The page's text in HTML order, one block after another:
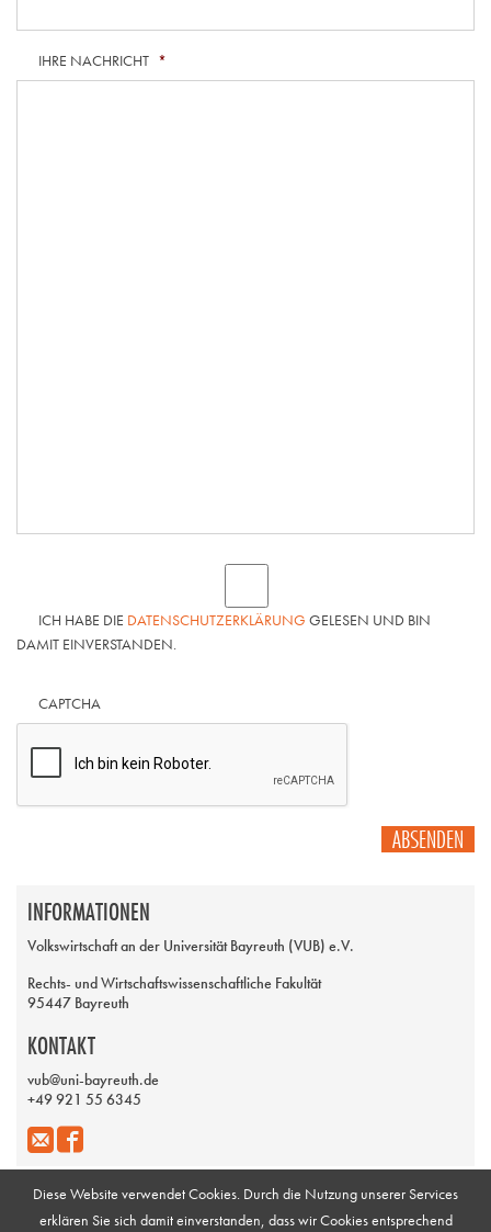
INFORMATIONEN
Volkswirtschaft an der Universität Bayreuth (VUB) e.V.
Rechts- und Wirtschaftswissenschaftliche Fakultät
95447 Bayreuth
KONTAKT
vub@uni-bayreuth.de
+49 921 55 6345
IHRE NACHRICHT *
ICH HABE DIE DATENSCHUTZERKLÄRUNG GELESEN UND BIN
DAMIT EINVERSTANDEN.
CAPTCHA
ABSENDEN
Impressum Galerie
Diese Website verwendet Cookies. Durch die Nutzung unserer Services
erklären Sie sich damit einverstanden, dass wir Cookies entsprechend